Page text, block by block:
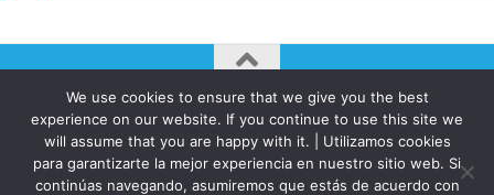
AUTOGIRO/el giro del arte actual © JAVIER MARTINEZ 2026. All
Rights Reserved.
Funciona con - Diseñado con elTema Hueman
We use cookies to ensure that we give you the best
experience on our website. If you continue to use this site we
will assume that you are happy with it. | Utilizamos cookies
para garantizarte la mejor experiencia en nuestro sitio web. Si
continúas navegando, asumiremos que estás de acuerdo con